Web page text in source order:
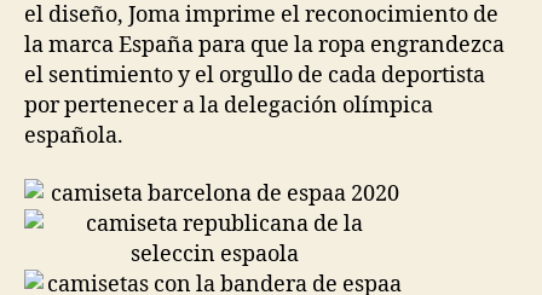
el diseño, Joma imprime el reconocimiento de
la marca España para que la ropa engrandezca
el sentimiento y el orgullo de cada deportista
por pertenecer a la delegación olímpica
española.